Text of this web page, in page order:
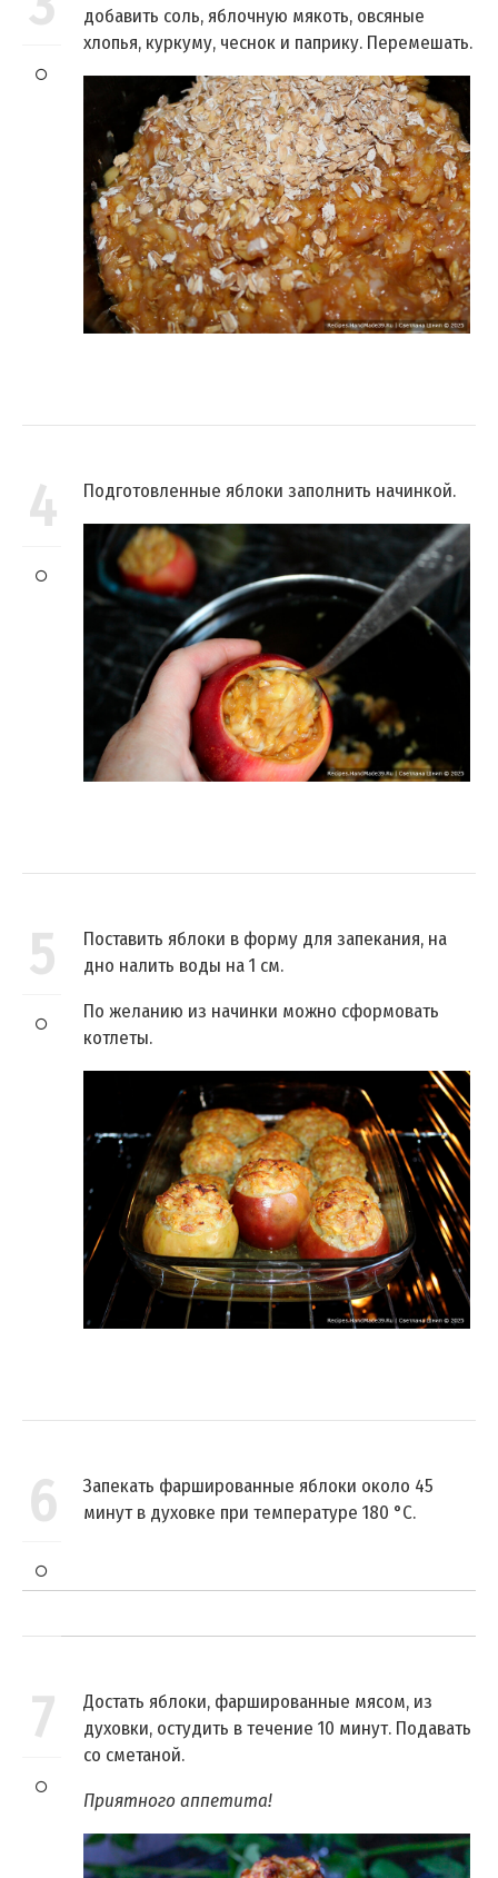
добавить соль, яблочную мякоть, овсяные
хлопья, куркуму, чеснок и паприку. Перемешать.
4 Подготовленные яблоки заполнить начинкой.
5
Поставить яблоки в форму для запекания, на
дно налить воды на 1 см.
По желанию из начинки можно сформовать
котлеты.
6
Запекать фаршированные яблоки около 45
минут в духовке при температуре 180 °С.
7
Достать яблоки, фаршированные мясом, из
духовки, остудить в течение 10 минут. Подавать
со сметаной.
Приятного аппетита!